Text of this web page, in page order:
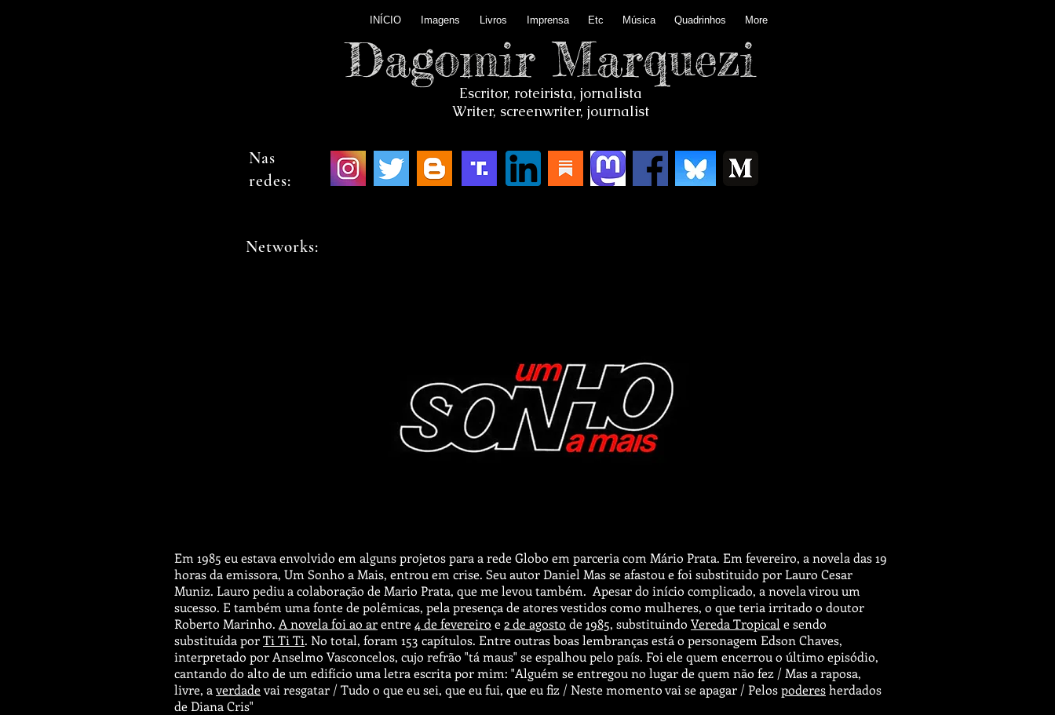
INÍCIO Imagens Livros Imprensa Etc Música Quadrinhos More
Dagomir Marquezi
Escritor, roteirista, jornalista
Writer, screenwriter, journalist
Nas
redes:
Networks:
Em 1985 eu estava envolvido em alguns projetos para a rede Globo em parceria com Mário Prata. Em fevereiro, a novela das 19
horas da emissora, Um Sonho a Mais, entrou em crise. Seu autor Daniel Mas se afastou e foi substituido por Lauro Cesar
Muniz. Lauro pediu a colaboração de Mario Prata, que me levou também. Apesar do início complicado, a novela virou um
sucesso. E também uma fonte de polêmicas, pela presença de atores vestidos como mulheres, o que teria irritado o doutor
Roberto Marinho. A novela foi ao arentre4 de fevereiro e 2 de agosto de1985, substituindo Vereda Tropical e sendo
substituída porTi Ti Ti. No total, foram 153 capítulos. Entre outras boas lembranças está o personagem Edson Chaves,
interpretado por Anselmo Vasconcelos, cujo refrão "tá maus" se espalhou pelo país. Foi ele quem encerrou o último episódio,
cantando do alto de um edifício uma letra escrita por mim: "Alguém se entregou no lugar de quem não fez / Mas a raposa,
livre, averdadevai resgatar / Tudo o que eu sei, que eu fui, que eu fiz / Neste momento vai se apagar / Pelospoderesherdados
de Diana Cris"